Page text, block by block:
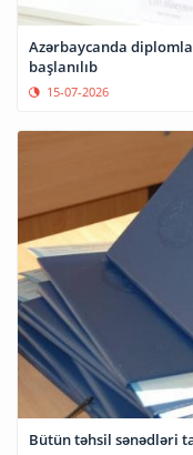
Azərbaycanda
başlanılıb
15-07-2026
Bütün təhsil sənədləri